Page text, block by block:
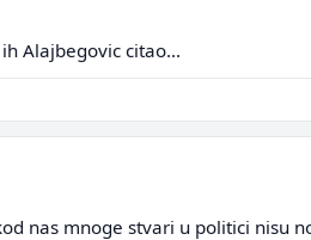
Alajbegovic citao...
nas mnoge stvari u politici nisu